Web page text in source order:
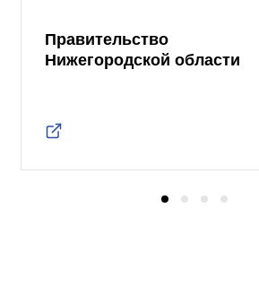
Правительство
Нижегородской области